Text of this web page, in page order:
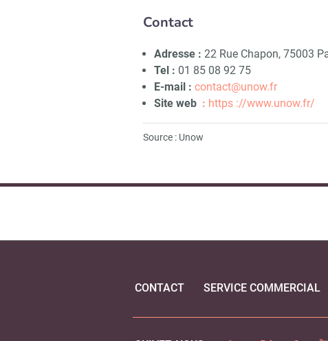
Contact
Adresse : 22 Rue Chapon, 75003
Tel : 01 85 08 92 75
E-mail : contact@unow.fr
Site web : https ://www.unow.fr/
Source : Unow
CONTACT SERVICE COMMERCIAL